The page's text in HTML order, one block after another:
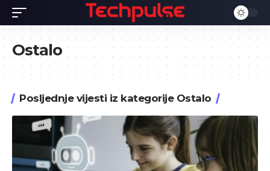
Ostalo
Posljednje vijesti iz kategorije Ostalo